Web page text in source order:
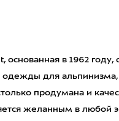
в 1962 году,
для альпинизма,
продумана и
желанным в любой